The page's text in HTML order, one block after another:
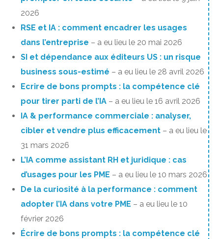
2026
RSE et IA : comment encadrer les usages
dans l’entreprise – a eu lieu le 20 mai 2026
SI et dépendance aux éditeurs US : un risque
business sous-estimé – a eu lieu le 28 avril 2026
Ecrire de bons prompts : la compétence clé
pour tirer parti de l’IA – a eu lieu le 16 avril 2026
IA & performance commerciale : analyser,
cibler et vendre plus efficacement – a eu lieu le
31 mars 2026
L’IA comme assistant RH et juridique : cas
d’usages pour les PME – a eu lieu le 10 mars 2026
De la curiosité à la performance : comment
adopter l’IA dans votre PME – a eu lieu le 10
février 2026
Écrire de bons prompts : la compétence clé